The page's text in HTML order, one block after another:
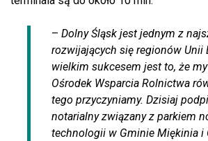
– Dolny Śląsk jest jednym z
rozwijających się regionów Unii
wielkim sukcesem jest to, że
Ośrodek Wsparcia Rolnictwa
tego przyczyniamy. Dzisiaj
notarialny związany z parkiem
technologii w Gminie Miękinia i